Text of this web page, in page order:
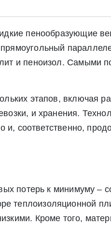
пенообразующие
и пеноизол. Самыми
этапов, включая
и хранения.
и, соответственно,
потерь к минимуму –
теплоизоляционной
Кроме того,
звонок